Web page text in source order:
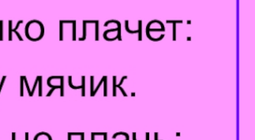
Прошлое и Настоящее
Секреты стирки